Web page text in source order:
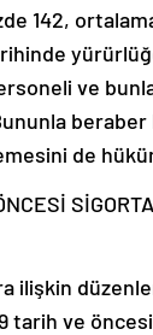
142,
ve
de
ilişkin
tarih ve